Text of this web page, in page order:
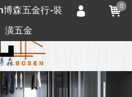
博森五金行-裝
潢五金
0
會員登入
忘記密碼
訂單查詢